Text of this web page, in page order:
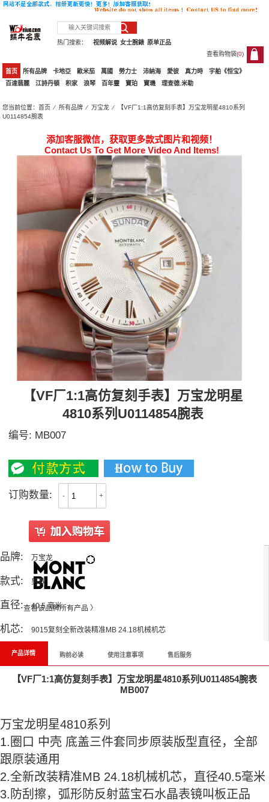
热门搜索： 原单正品
女士腕錶
视频解说
查看购物袋(0)
0
首页 所有品牌 卡地亞 歐米茄 萬國 勞力士 沛納海 愛彼 真力時
宇舶《恒宝》
百達翡麗
江詩丹頓 积家 浪琴 百年靈 寶珀 寶璣 理查德.米勒
您当前位置：首页 ⁄所有品牌 ⁄万宝龙 ⁄ 【VF厂1:1高仿复刻手表】万宝龙明星4810系列
U0114854腕表
添加客服微信，获取更多款式图片和视频！
Contact Us To Get More Video And Items!
【VF厂1:1高仿复刻手表】万宝龙明星
4810系列U0114854腕表
编号: MB007
订购数量: - +
查看该品牌所有产品 〉
品牌: 万宝龙
款式: 男款
直径: 40.5 毫米
机芯: 9015复刻全新改装精准MB 24.18机械机芯
产品详情 购前必读 使用注意事项 售后服务
【VF厂1:1高仿复刻手表】万宝龙明星4810系列U0114854腕表
MB007
万宝龙明星4810系列
1.圈口 中壳 底盖三件套同步原装版型直径，全部
跟原装通用
2.全新改装精准MB 24.18机械机芯，直径40.5毫米
3.防刮擦，弧形防反射蓝宝石水晶表镜叫板正品